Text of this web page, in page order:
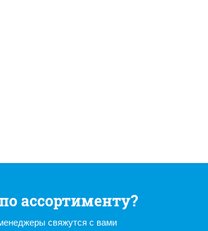
ассортименту?
свяжутся с вами